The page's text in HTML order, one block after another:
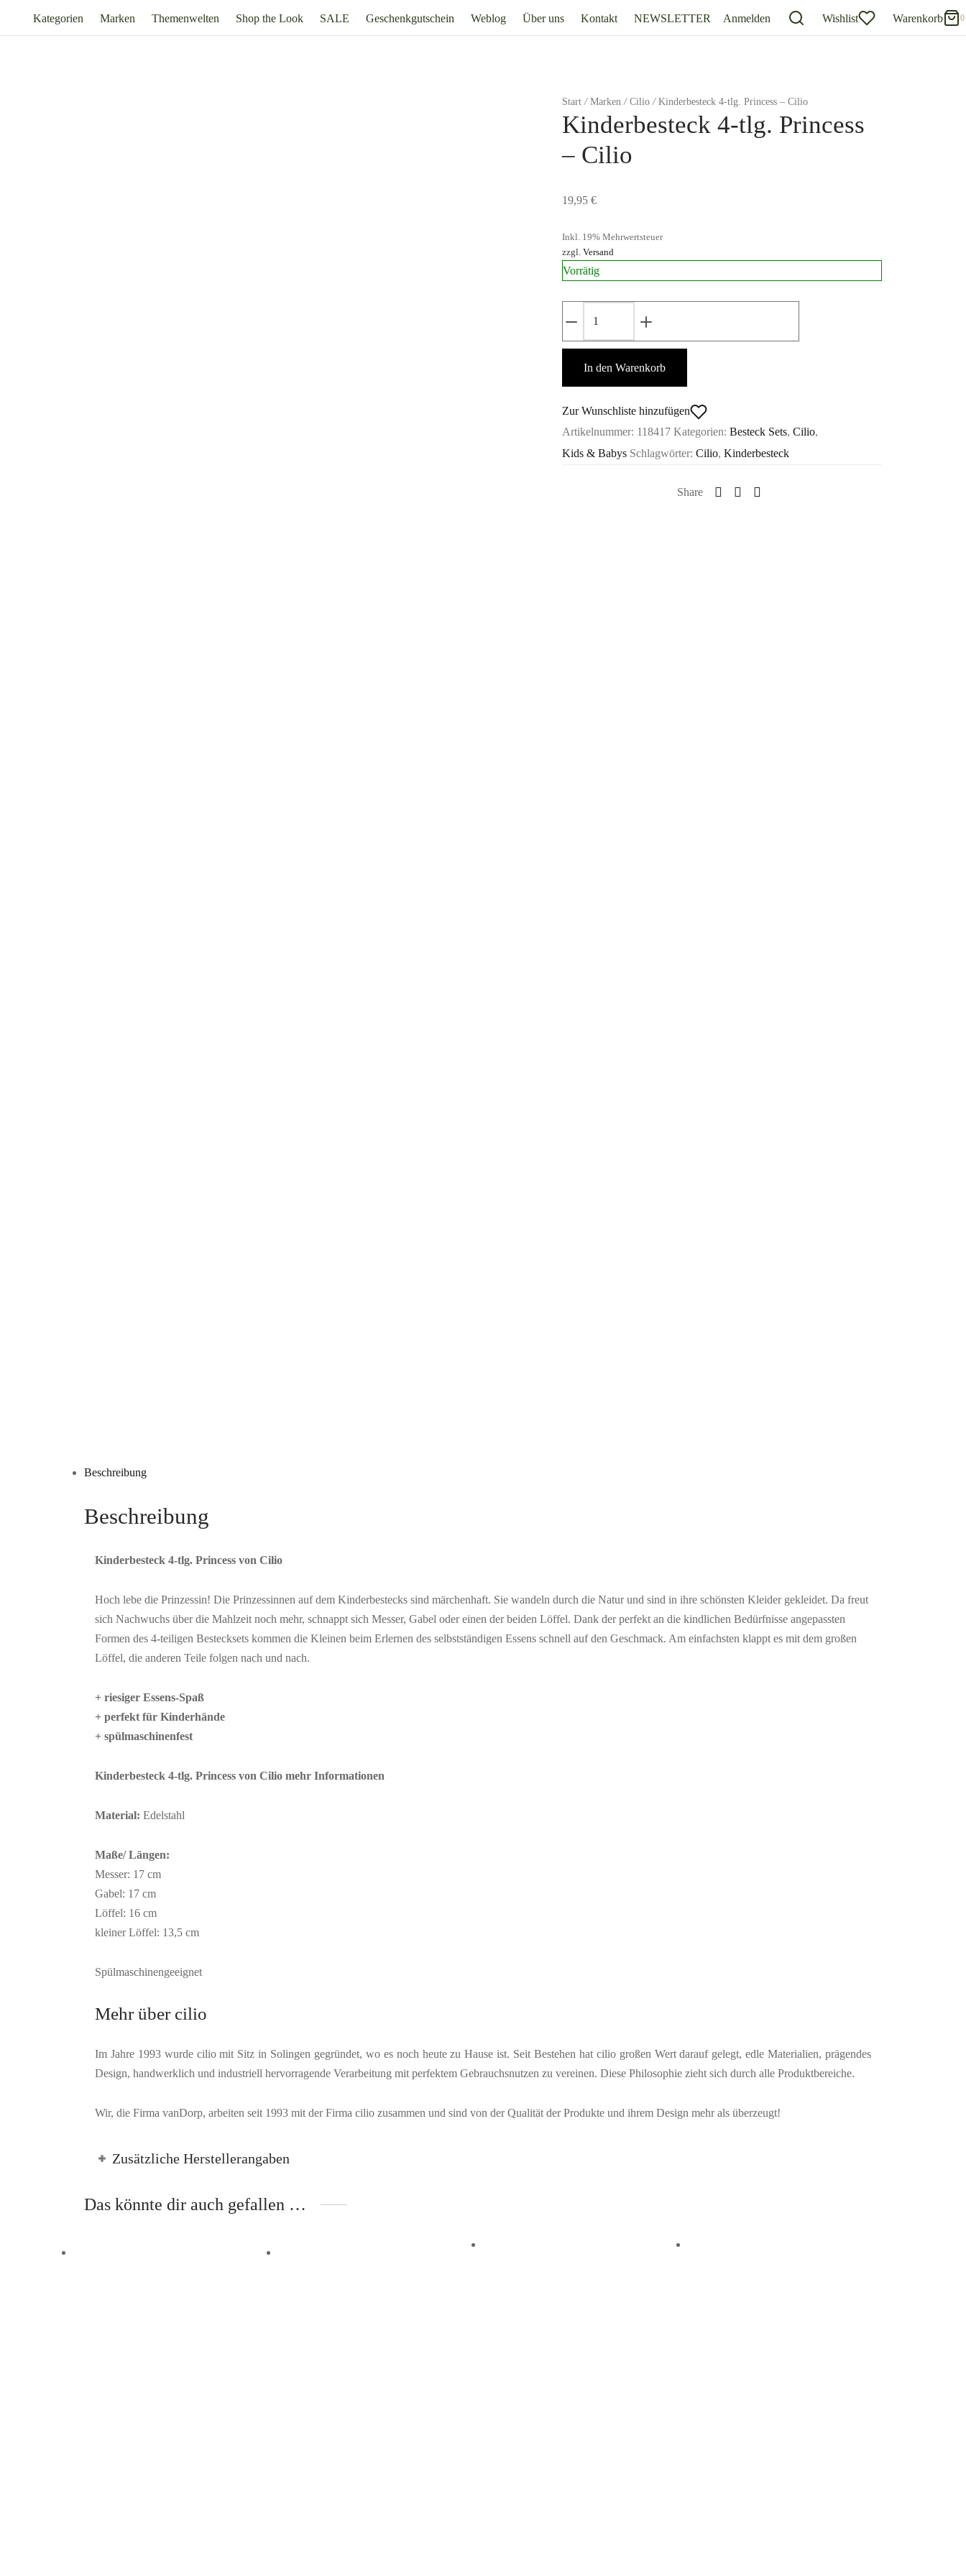
Kategorien Marken Themenwelten Shop the Look SALE Geschenkgutschein Weblog Über uns Kontakt NEWSLETTER Anmelden Wishlist Warenkorb 0
Start / Marken / Cilio /Kinderbesteck 4-tlg. Princess – Cilio
Kinderbesteck 4-tlg. Princess
– Cilio
19,95 €
Inkl. 19% Mehrwertsteuer
zzgl. Versand
Vorrätig
tlg.
Princess
-
Cilio
Menge
In den Warenkorb
Zur Wunschliste hinzufügen
Artikelnummer: 118417 Kategorien: Besteck Sets, Cilio,
Kids & Babys Schlagwörter: Cilio, Kinderbesteck
Share
Beschreibung
Beschreibung
Kinderbesteck 4-tlg. Princess von Cilio
Hoch lebe die Prinzessin! Die Prinzessinnen auf dem Kinderbestecks sind märchenhaft. Sie wandeln durch die Natur und sind in ihre schönsten Kleider gekleidet. Da freut
sich Nachwuchs über die Mahlzeit noch mehr, schnappt sich Messer, Gabel oder einen der beiden Löffel. Dank der perfekt an die kindlichen Bedürfnisse angepassten
Formen des 4-teiligen Bestecksets kommen die Kleinen beim Erlernen des selbstständigen Essens schnell auf den Geschmack. Am einfachsten klappt es mit dem großen
Löffel, die anderen Teile folgen nach und nach.
+ riesiger Essens-Spaß
+ perfekt für Kinderhände
+ spülmaschinenfest
Kinderbesteck 4-tlg. Princess von Cilio mehr Informationen
Material: Edelstahl
Maße/ Längen:
Messer: 17 cm
Gabel: 17 cm
Löffel: 16 cm
kleiner Löffel: 13,5 cm
Spülmaschinengeeignet
Mehr über cilio
Im Jahre 1993 wurde cilio mit Sitz in Solingen gegründet, wo es noch heute zu Hause ist. Seit Bestehen hat cilio großen Wert darauf gelegt, edle Materialien, prägendes
Design, handwerklich und industriell hervorragende Verarbeitung mit perfektem Gebrauchsnutzen zu vereinen. Diese Philosophie zieht sich durch alle Produktbereiche.
Wir, die Firma vanDorp, arbeiten seit 1993 mit der Firma cilio zusammen und sind von der Qualität der Produkte und ihrem Design mehr als überzeugt!
Zusätzliche Herstellerangaben
Das könnte dir auch gefallen …
Warenkorb0
Es befinden sich keine Produkte im Warenkorb.